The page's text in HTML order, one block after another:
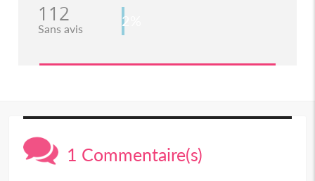
112
Sans avis 2%
1 Commentaire(s)